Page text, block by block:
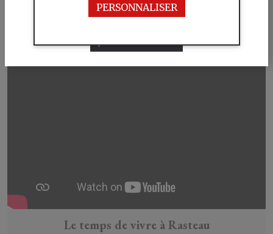
Le temps de vivre à Rasteau
JE N'AI PAS L'ÂGE LÉGAL
PERSONNALISER